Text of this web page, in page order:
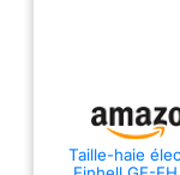
Taille-haie